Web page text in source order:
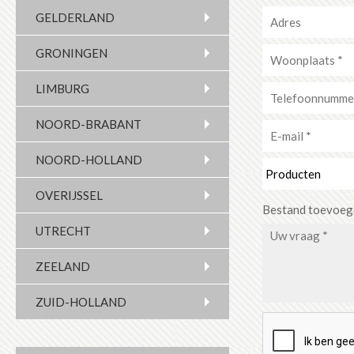
GELDERLAND
GRONINGEN
LIMBURG
NOORD-BRABANT
NOORD-HOLLAND
OVERIJSSEL
UTRECHT
ZEELAND
ZUID-HOLLAND
Bestand